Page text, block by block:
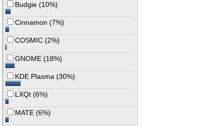
Budgie (10%)
Cinnamon (7%)
COSMIC (2%)
GNOME (18%)
KDE Plasma (30%)
LXQt (6%)
MATE (6%)